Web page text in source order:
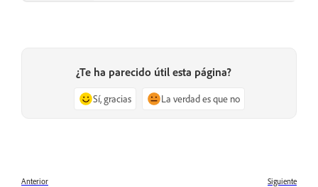
¿Te ha parecido útil esta página?
Sí, gracias La verdad es que no
Anterior Siguiente